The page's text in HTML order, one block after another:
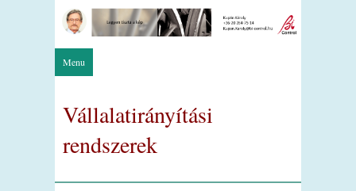
Menu
Vállalatirányítási
rendszerek